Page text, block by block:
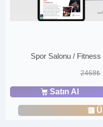
Spor Salonu /
2468₺
Satın Al